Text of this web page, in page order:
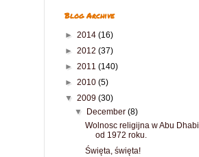
Blog Archive
► 2014 (16)
► 2012 (37)
► 2011 (140)
► 2010 (5)
▼ 2009 (30)
▼
December(8)
Wolnosc religijna w Abu Dhabi
od 1972 roku.
Święta, święta!